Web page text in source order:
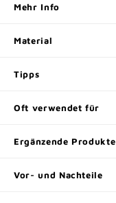
Mehr Info
Material
Tipps
Oft verwendet für
Ergänzende Produkte
Vor- und Nachteile